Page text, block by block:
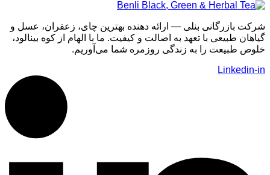
شرکت بازرگانی بنلی — ارائه دهنده بهترین چای، زعفران، عسل و
گیاهان طبیعی با تعهد به اصالت و کیفیت. ما با الهام از کوه بینالود،
خلوص طبیعت را به زندگی روزمره شما می‌آوریم.
Linkedin-in